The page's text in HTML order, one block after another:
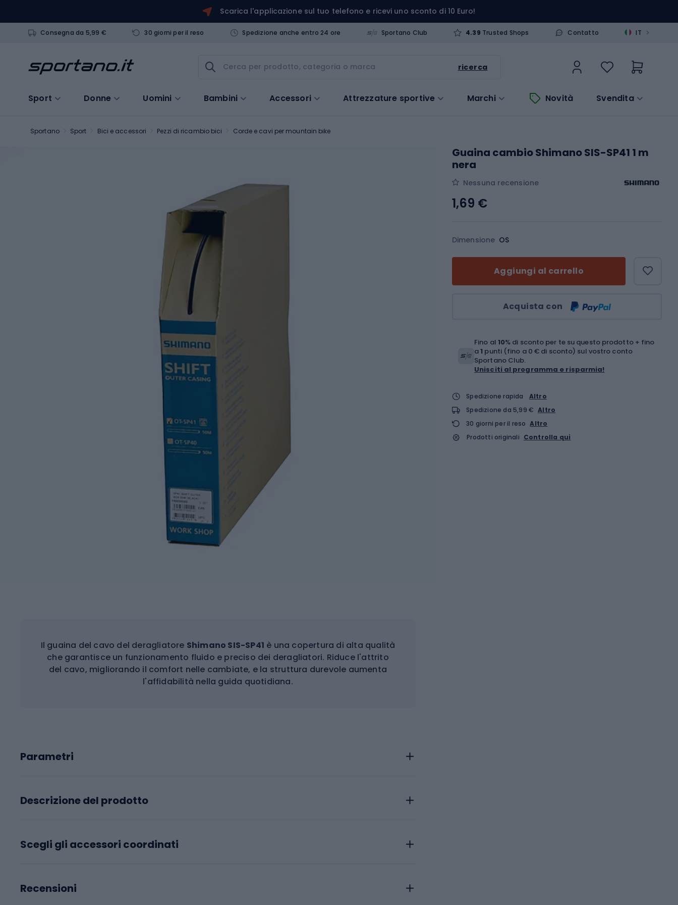
Scarica l'applicazione sul tuo telefono e ricevi uno sconto di 10 Euro!
Consegna da 5,99 € 30 giorni per il reso Spedizione anche entro 24 ore Sportano Club 4.39 Trusted Shops Contatto IT >
ricerca
Sport Donne Uomini Bambini Accessori Attrezzature sportive Marchi Novità Svendita
Sportano Sport Bici e accessori Pezzi di ricambio bici Corde e cavi per mountain bike
Il guaina del cavo del deragliatore Shimano SIS-SP41 è una copertura di alta qualità
che garantisce un funzionamento fluido e preciso dei deragliatori. Riduce l'attrito
del cavo, migliorando il comfort nelle cambiate, e la struttura durevole aumenta
l'affidabilità nella guida quotidiana.
Parametri
Descrizione del prodotto
Scegli gli accessori coordinati
Recensioni
Guaina cambio Shimano SIS-SP41 1 m
nera
Nessuna recensione
Dimensione OS
Aggiungi al carrello
Acquista con
1,69 €
Fino al 10% di sconto per te su questo prodotto + fino
a1 punti (fino a 0 € di sconto) sul vostro conto
Sportano Club.
Unisciti al programma e risparmia!
Spedizione rapida
Altro
Spedizione da 5,99 € Altro
30 giorni per il reso Altro
Prodotti originali Controlla qui